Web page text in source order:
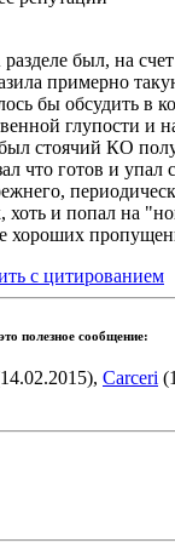
был, на
примерно
бы обсудить в
глупости
стоячий КО
что готов и
хоть и попал на
хороших
с цитированием
полезное сообщение:
Carceri